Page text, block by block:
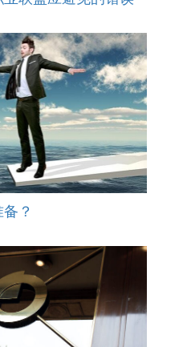
？